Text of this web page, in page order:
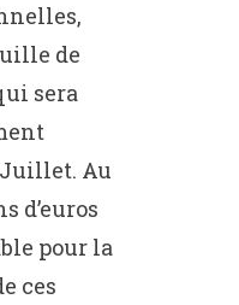
de
sera
Au
d’euros
pour la
ces